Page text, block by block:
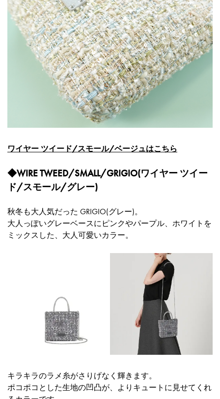
ワイヤー ツイード/スモール/ベージュはこちら
◆WIRE TWEED/SMALL/GRIGIO(ワイヤー ツイー
ド/スモール/グレー)
秋冬も大人気だった GRIGIO(グレー)。
大人っぽいグレーベースにピンクやパープル、ホワイトを
ミックスした、大人可愛いカラー。
キラキラのラメ糸がさりげなく輝きます。
ポコポコとした生地の凹凸が、よりキュートに見せてくれ